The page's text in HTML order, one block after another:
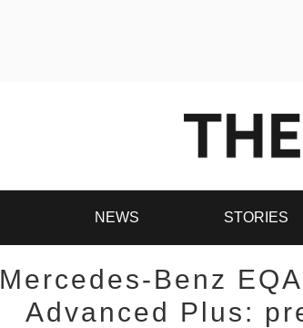
NEWS STORIES
Mercedes-Benz
Advanced Plus: